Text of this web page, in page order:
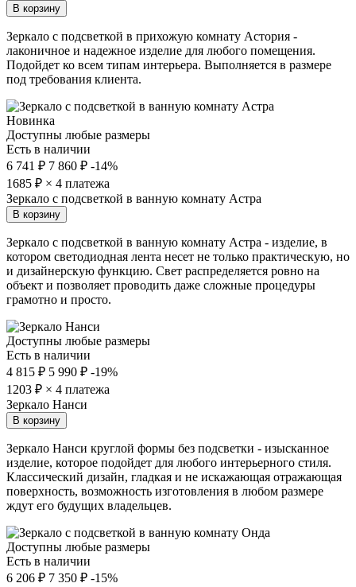
В корзину
Зеркало с подсветкой в прихожую комнату Астория -
лаконичное и надежное изделие для любого помещения.
Подойдет ко всем типам интерьера. Выполняется в размере
под требования клиента.
Новинка
Доступны любые размеры
Есть в наличии
6 741 ₽ 7 860 ₽ -14%
1685 ₽ × 4 платежа
Зеркало с подсветкой в ванную комнату Астра
В корзину
Зеркало с подсветкой в ванную комнату Астра - изделие, в
котором светодиодная лента несет не только практическую, но
и дизайнерскую функцию. Свет распределяется ровно на
объект и позволяет проводить даже сложные процедуры
грамотно и просто.
Доступны любые размеры
Есть в наличии
4 815 ₽ 5 990 ₽ -19%
1203 ₽ × 4 платежа
Зеркало Нанси
В корзину
Зеркало Нанси круглой формы без подсветки - изысканное
изделие, которое подойдет для любого интерьерного стиля.
Классический дизайн, гладкая и не искажающая отражающая
поверхность, возможность изготовления в любом размере
ждут его будущих владельцев.
Доступны любые размеры
Есть в наличии
6 206 ₽ 7 350 ₽ -15%